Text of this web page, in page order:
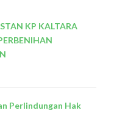
KP KALTARA
Perlindungan Hak